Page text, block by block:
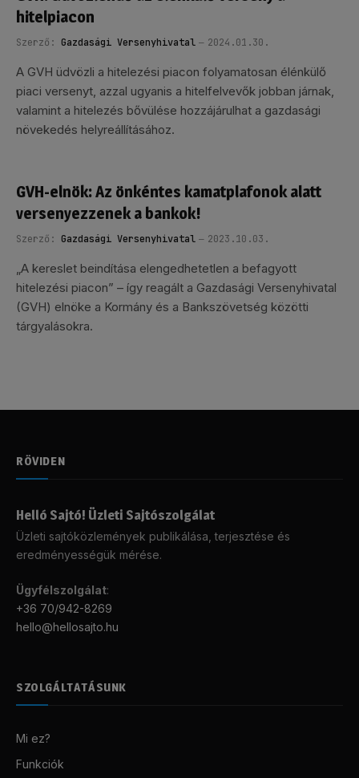
hitelpiacon
Szerző: Gazdasági Versenyhivatal 2024.01.30.
A GVH üdvözli a hitelezési piacon folyamatosan élénkülő
piaci versenyt, azzal ugyanis a hitelfelvevők jobban járnak,
valamint a hitelezés bővülése hozzájárulhat a gazdasági
növekedés helyreállításához.
GVH-elnök: Az önkéntes kamatplafonok alatt
versenyezzenek a bankok!
Szerző: Gazdasági Versenyhivatal 2023.10.03.
„A kereslet beindítása elengedhetetlen a befagyott
hitelezési piacon” – így reagált a Gazdasági Versenyhivatal
(GVH) elnöke a Kormány és a Bankszövetség közötti
tárgyalásokra.
RÖVIDEN
Helló Sajtó! Üzleti Sajtószolgálat
Üzleti sajtóközlemények publikálása, terjesztése és
eredményességük mérése.
Ügyfélszolgálat:
+36 70/942-8269
hello@hellosajto.hu
SZOLGÁLTATÁSUNK
Mi ez?
Funkciók